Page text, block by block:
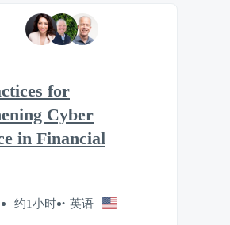
for
Cyber
in Financial
约1小时 英语